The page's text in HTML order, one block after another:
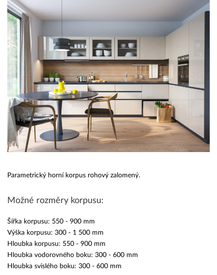
Parametrický horní korpus rohový zalomený.
Možné rozměry korpusu:
Šířka korpusu: 550 - 900 mm
Výška korpusu: 300 - 1 500 mm
Hloubka korpusu: 550 - 900 mm
Hloubka vodorovného boku: 300 - 600 mm
Hloubka svislého boku: 300 - 600 mm